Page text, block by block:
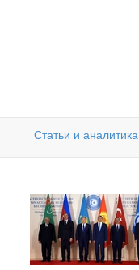
Статьи и аналитика